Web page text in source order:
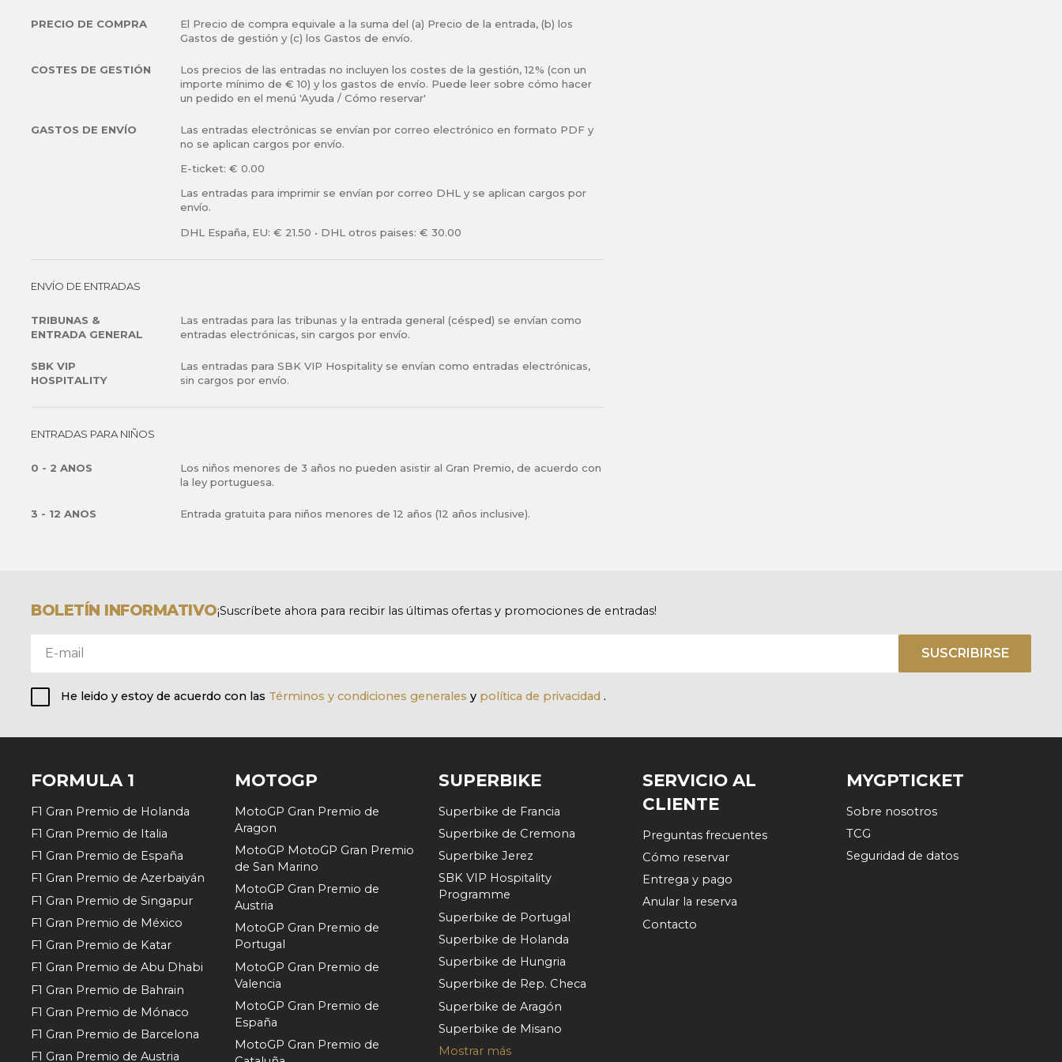
He leido y estoy de acuerdo con las Términos y condiciones
generalesy política de privacidad.
SUSCRIBIRSE
Al marcar esta casilla, acepta recibir boletines informativos
de MyGPTicket.com.
He leido y estoy de acuerdo con lasTérminos y condiciones
generalesypolítica de privacidad.
SUSCRIBIRSE
Al marcar esta casilla, acepta recibir boletines informativos
de MyGPTicket.com.
generalesypolítica de privacidad.
SUSCRIBIRSE
Al marcar esta casilla, acepta recibir boletines informativos
de MyGPTicket.com.
generalesypolítica de privacidad.
Al marcar esta casilla, acepta recibir boletines informativos
de MyGPTicket.com.
He leido y estoy de acuerdo con lasTérminos y condiciones
SUSCRIBIRSE
Asientos libres
PRECIO DE COMPRA
El Precio de compra equivale a la suma del (a) Precio de la entrada, (b) los
Gastos de gestión y (c) los Gastos de envío.
COSTES DE GESTIÓN
Los precios de las entradas no incluyen los costes de la gestión, 12% (con un
importe mínimo de € 10) y los gastos de envío. Puede leer sobre cómo hacer
un pedido en el menú 'Ayuda / Cómo reservar'
GASTOS DE ENVÍO
Las entradas electrónicas se envían por correo electrónico en formato PDF y
no se aplican cargos por envío.
E-ticket: € 0.00
Las entradas para imprimir se envían por correo DHL y se aplican cargos por
envío.
DHL España, EU: € 21.50 • DHL otros paises: € 30.00
ENVÍO DE ENTRADAS
TRIBUNAS &
ENTRADA GENERAL
Las entradas para las tribunas y la entrada general (césped) se envían como
entradas electrónicas, sin cargos por envío.
SBK VIP
HOSPITALITY
Las entradas para SBK VIP Hospitality se envían como entradas electrónicas,
sin cargos por envío.
ENTRADAS PARA NIÑOS
0 - 2 ANOS
Los niños menores de 3 años no pueden asistir al Gran Premio, de acuerdo con
la ley portuguesa.
3 - 12 ANOS Entrada gratuita para niños menores de 12 años (12 años inclusive).
BOLETÍN INFORMATIVO¡Suscríbete ahora para recibir las últimas ofertas y promociones de entradas!
SUSCRIBIRSE
He leido y estoy de acuerdo con las Términos y condiciones generales y política de privacidad .
FORMULA 1
F1 Gran Premio de Holanda
F1 Gran Premio de Italia
F1 Gran Premio de España
F1 Gran Premio de Azerbaiyán
F1 Gran Premio de Singapur
F1 Gran Premio de México
F1 Gran Premio de Katar
F1 Gran Premio de Abu Dhabi
F1 Gran Premio de Bahrain
F1 Gran Premio de Mónaco
F1 Gran Premio de Barcelona
F1 Gran Premio de Austria
MOTOGP
MotoGP Gran Premio de
Aragon
MotoGP MotoGP Gran Premio
de San Marino
MotoGP Gran Premio de
Austria
MotoGP Gran Premio de
Portugal
MotoGP Gran Premio de
Valencia
MotoGP Gran Premio de
España
MotoGP Gran Premio de
SUPERBIKE
Superbike de Francia
Superbike de Cremona
Superbike Jerez
SBK VIP Hospitality
Programme
Superbike de Portugal
Superbike de Holanda
Superbike de Hungria
Superbike de Rep. Checa
Superbike de Aragón
Superbike de Misano
Mostrar más
SERVICIO AL
CLIENTE
Preguntas frecuentes
Cómo reservar
Entrega y pago
Anular la reserva
Contacto
MYGPTICKET
Sobre nosotros
TCG
Seguridad de datos